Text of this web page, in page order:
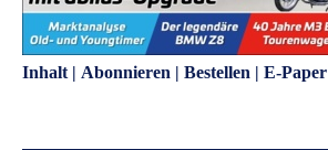
Inhalt | Abonnieren | Bestellen | E-Paper